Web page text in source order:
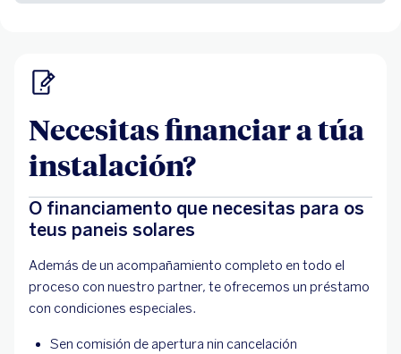
Necesitas financiar a túa
instalación?
O financiamento que necesitas para os
teus paneis solares
Además de un acompañamiento completo en todo el
proceso con nuestro partner, te ofrecemos un préstamo
con condiciones especiales.
Sen comisión de apertura nin cancelación